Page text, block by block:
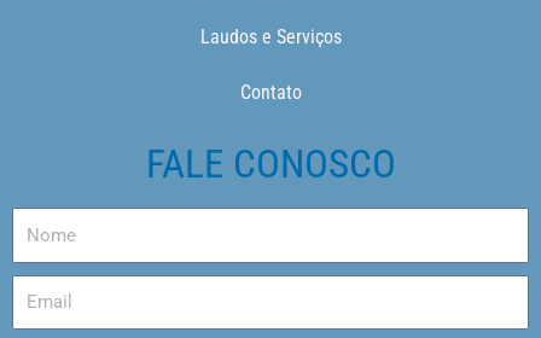
Laudos e Serviços
Contato
FALE CONOSCO